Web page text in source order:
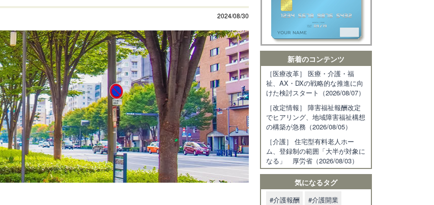
2024/08/30
新着のコンテンツ
［医療改革］ 医療・介護・福
祉、AX・DXの戦略的な推進に向
けた検討スタート（2026/08/07）
［改定情報］ 障害福祉報酬改定
でヒアリング、地域障害福祉構想
の構築が急務（2026/08/05）
［介護］ 住宅型有料老人ホー
ム、登録制の範囲「大半が対象に
なる」 厚労省（2026/08/03）
気になるタグ
#介護報酬
#介護開業